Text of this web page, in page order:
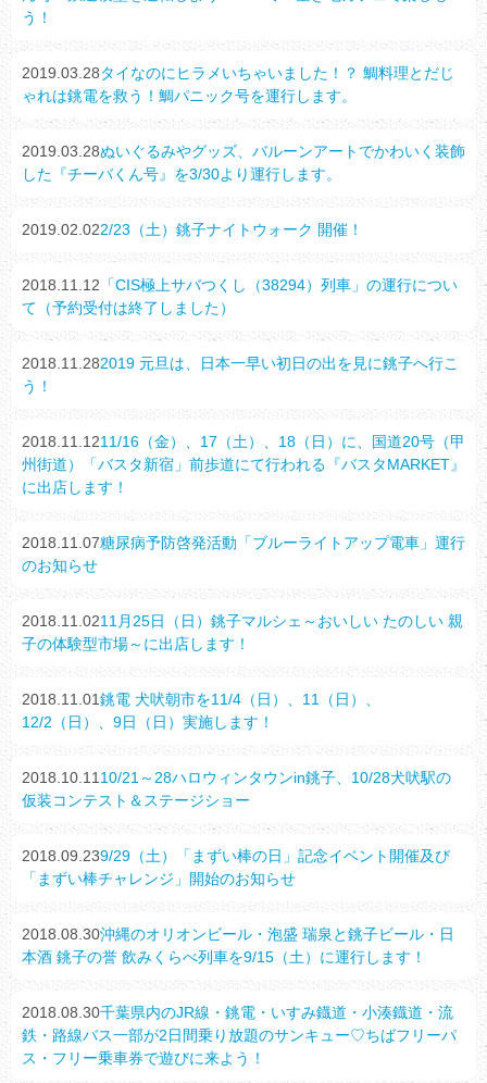
う！
2019.03.28タイなのにヒラメいちゃいました！？ 鯛料理とだじ
ゃれは銚電を救う！鯛パニック号を運行します。
2019.03.28ぬいぐるみやグッズ、バルーンアートでかわいく装飾
した『チーバくん号』を3/30より運行します。
2019.02.022/23（土）銚子ナイトウォーク 開催！
2018.11.12 「CIS極上サバつくし（38294）列車」の運行につい
て（予約受付は終了しました）
2018.11.282019 元旦は、日本一早い初日の出を見に銚子へ行こ
う！
2018.11.1211/16（金）、17（土）、18（日）に、国道20号（甲
州街道）「バスタ新宿」前歩道にて行われる『バスタMARKET』
に出店します！
2018.11.07糖尿病予防啓発活動「ブルーライトアップ電車」運行
のお知らせ
2018.11.0211月25日（日）銚子マルシェ～おいしい たのしい 親
子の体験型市場～に出店します！
2018.11.01銚電 犬吠朝市を11/4（日）、11（日）、
12/2（日）、9日（日）実施します！
2018.10.11 10/21～28ハロウィンタウンin銚子、10/28犬吠駅の
仮装コンテスト＆ステージショー
2018.09.239/29（土）「まずい棒の日」記念イベント開催及び
「まずい棒チャレンジ」開始のお知らせ
2018.08.30沖縄のオリオンビール・泡盛 瑞泉と銚子ビール・日
本酒 銚子の誉 飲みくらべ列車を9/15（土）に運行します！
2018.08.30千葉県内のJR線・銚電・いすみ鐡道・小湊鐡道・流
鉄・路線バス一部が2日間乗り放題のサンキュー♡ちばフリーパ
ス・フリー乗車券で遊びに来よう！